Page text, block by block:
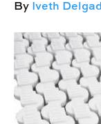
By Iveth